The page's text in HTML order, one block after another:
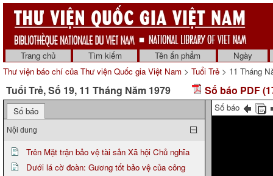
Trang chủ Tìm kiếm Tên ấn phẩm
Ngày
Thư viện báo chí của Thư viện Quốc gia Việt Nam > Tuổi Trẻ > 11 Tháng
Tuổi Trẻ, Số 19, 11 Tháng Năm 1979 Số báo PDF
Số báo
Nội dung
Trên Mặt trận bảo vệ tài sản Xã hội Chủ nghĩa
Dưới lá cờ đoàn: Gương tốt bảo vệ của công
Số báo